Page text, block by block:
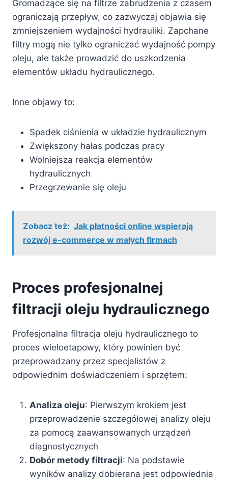
Gromadzące się na filtrze zabrudzenia z czasem
ograniczają przepływ, co zazwyczaj objawia się
zmniejszeniem wydajności hydrauliki. Zapchane
filtry mogą nie tylko ograniczać wydajność pompy
oleju, ale także prowadzić do uszkodzenia
elementów układu hydraulicznego.
Inne objawy to:
Spadek ciśnienia w układzie hydraulicznym
Zwiększony hałas podczas pracy
Wolniejsza reakcja elementów
hydraulicznych
Przegrzewanie się oleju
Zobacz też: Jak płatności online wspierają
rozwój e-commerce w małych firmach
Proces profesjonalnej
filtracji oleju hydraulicznego
Profesjonalna filtracja oleju hydraulicznego to
proces wieloetapowy, który powinien być
przeprowadzany przez specjalistów z
odpowiednim doświadczeniem i sprzętem:
Analiza oleju: Pierwszym krokiem jest
przeprowadzenie szczegółowej analizy oleju
za pomocą zaawansowanych urządzeń
diagnostycznych
Dobór metody filtracji: Na podstawie
wyników analizy dobierana jest odpowiednia